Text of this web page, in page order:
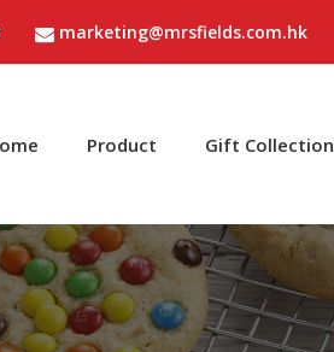
marketing@mrsfields.com.hk
Product Gift Collection